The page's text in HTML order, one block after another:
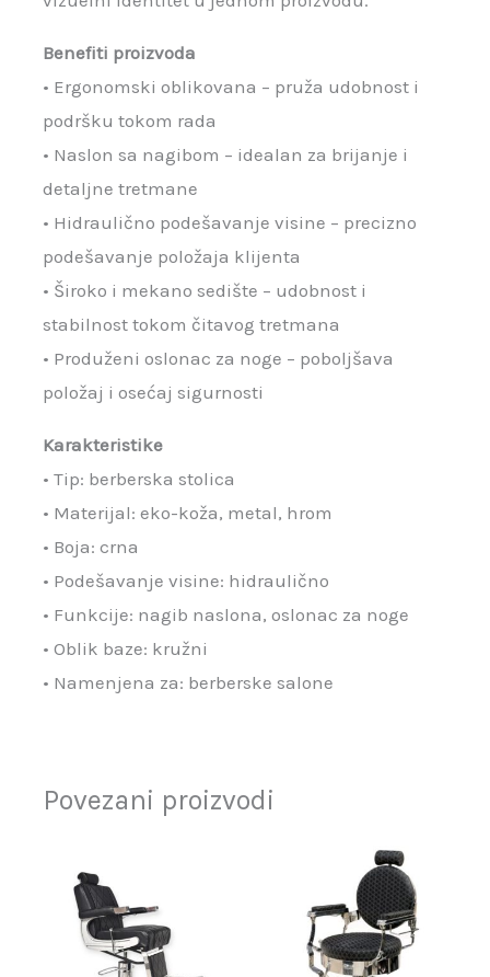
Benefiti proizvoda
• Ergonomski oblikovana – pruža udobnost i
podršku tokom rada
• Naslon sa nagibom – idealan za brijanje i
detaljne tretmane
• Hidraulično podešavanje visine – precizno
podešavanje položaja klijenta
• Široko i mekano sedište – udobnost i
stabilnost tokom čitavog tretmana
• Produženi oslonac za noge – poboljšava
položaj i osećaj sigurnosti
Karakteristike
• Tip: berberska stolica
• Materijal: eko-koža, metal, hrom
• Boja: crna
• Podešavanje visine: hidraulično
• Funkcije: nagib naslona, oslonac za noge
• Oblik baze: kružni
• Namenjena za: berberske salone
Povezani proizvodi